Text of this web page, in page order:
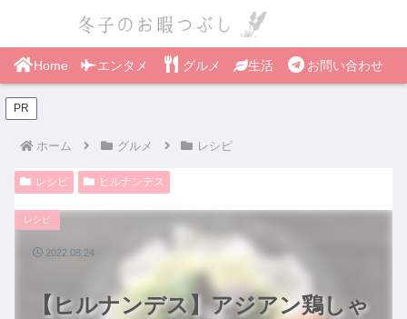
Home エンタメ グルメ 生活 お問い合わせ
PR
ホーム グルメ レシピ
レシピ ヒルナンデス
【ヒルナンデス】アジアン鶏しゃ
レシピ
2022.08.24